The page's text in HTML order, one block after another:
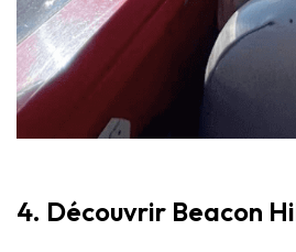
4. Découvrir Beacon